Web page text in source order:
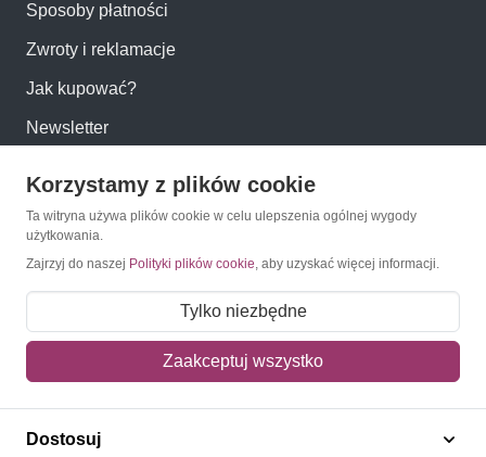
Sposoby płatności
Zwroty i reklamacje
Jak kupować?
Newsletter
Konto
Moje zamówienia
Mój koszyk
Polecamy
Korzystamy z plików cookie
Ta witryna używa plików cookie w celu ulepszenia ogólnej wygody
użytkowania.
Zajrzyj do naszej Polityki plików cookie, aby uzyskać więcej informacji.
Tylko niezbędne
Zaakceptuj wszystko
Dostosuj